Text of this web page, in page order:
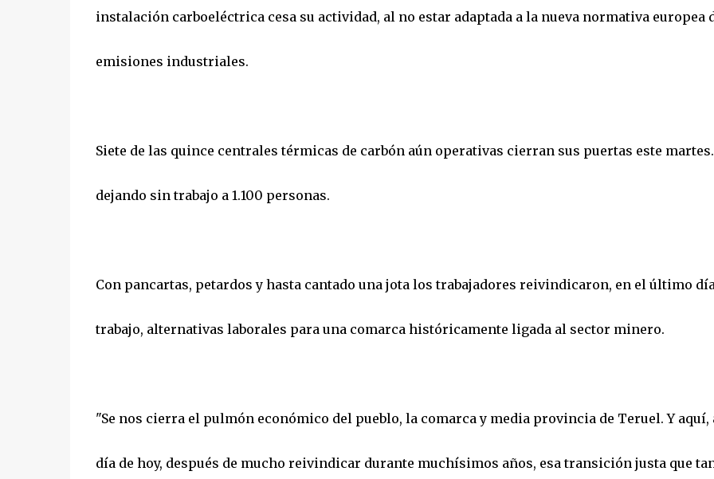
instalación carboeléctrica cesa su actividad, al no estar adaptada a la nueva normativa europea
emisiones industriales.
Siete de las quince centrales térmicas de carbón aún operativas cierran sus puertas este martes.
dejando sin trabajo a 1.100 personas.
Con pancartas, petardos y hasta cantado una jota los trabajadores reivindicaron, en el último
trabajo, alternativas laborales para una comarca históricamente ligada al sector minero.
"Se nos cierra el pulmón económico del pueblo, la comarca y media provincia de Teruel. Y aquí,
día de hoy, después de mucho reivindicar durante muchísimos años, esa transición justa que